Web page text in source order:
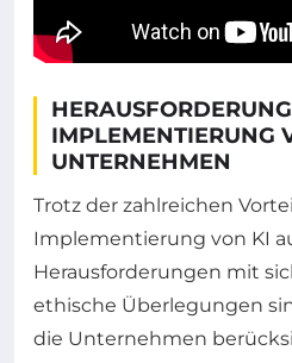
IMPLEMENTIERUNG
UNTERNEHMEN
Trotz der zahlreichen
Implementierung von KI
Herausforderungen mit
ethische Überlegungen
die Unternehmen